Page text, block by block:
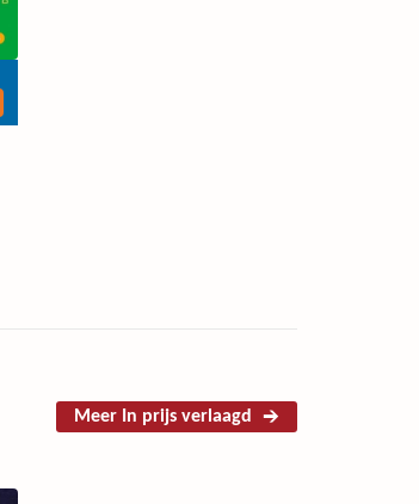
Meer In prijs verlaagd